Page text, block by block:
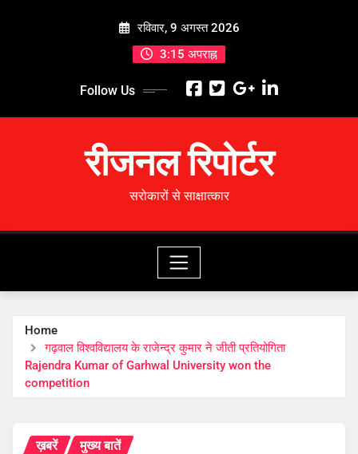
रविवार, 9 अगस्त 2026
3:15 अपराह्न
Follow Us
रीजनल रिपोर्टर
सरोकारों से साक्षात्कार
Home
गढ़वाल विश्वविद्यालय के राजेन्द्र कुमार ने जीती प्रतियोगिता
Rajendra Kumar of Garhwal University won the
competition
ख़बरें मुख्य बातें